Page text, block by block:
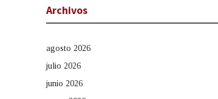
Archivos
agosto 2026
julio 2026
junio 2026